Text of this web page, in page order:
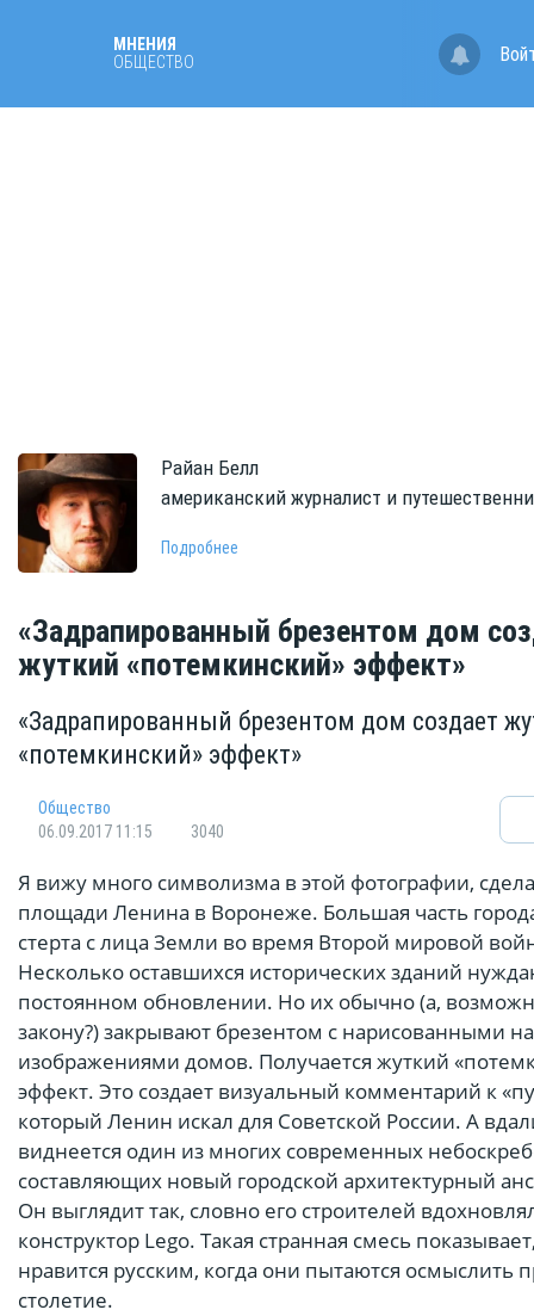
МНЕНИЯ
ОБЩЕСТВО
Райан Белл
американский журналист и
Подробнее
«Задрапированный брезентом дом
жуткий «потемкинский» эффект»
«Задрапированный брезентом дом создает
«потемкинский» эффект»
Общество
06.09.2017 11:15
3040
Я вижу много символизма в этой фотографии,
площади Ленина в Воронеже. Большая часть
стерта с лица Земли во время Второй мировой
Несколько оставшихся исторических зданий
постоянном обновлении. Но их обычно (а,
закону?) закрывают брезентом с нарисованными
изображениями домов. Получается жуткий
эффект. Это создает визуальный комментарий к
который Ленин искал для Советской России. А
виднеется один из многих современных
составляющих новый городской архитектурный
Он выглядит так, словно его строителей
конструктор Lego. Такая странная смесь
нравится русским, когда они пытаются осмыслить
столетие.